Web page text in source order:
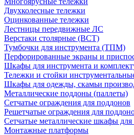
Двухколесные тележки
Оцинкованные тележки
Лестницы передвижные ЛС
Верстаки столярные (ВСТ)
Тумбочки для инструмента (ТПМ)
Перфорированные экраны и
Шкафы для инструмента и
Тележки и стойки
Шкафы для одежды, скамьи
Металлические поддоны (паллеты)
Сетчатые ограждения для поддонов
Решетчатые ограждения для
Сетчатые металлические шкафы
Монтажные платформы